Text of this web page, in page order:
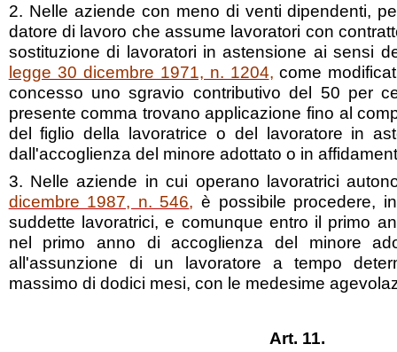
2. Nelle aziende con meno di venti dipendenti,
datore di lavoro che assume lavoratori con
sostituzione di lavoratori in astensione ai sensi
legge 30 dicembre 1971, n. 1204, come
concesso uno sgravio contributivo del 50 per
presente comma trovano applicazione fino al
del figlio della lavoratrice o del lavoratore in
dall'accoglienza del minore adottato o in
3. Nelle aziende in cui operano lavoratrici
dicembre 1987, n. 546, è possibile procedere,
suddette lavoratrici, e comunque entro il primo
nel primo anno di accoglienza del minore
all'assunzione di un lavoratore a tempo
massimo di dodici mesi, con le medesime
Art. 11.